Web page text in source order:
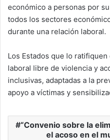
económico a personas por
todos los sectores
durante una relación laboral.
Los Estados que lo
laboral libre de violencia y
inclusivas, adaptadas a la
apoyo a víctimas y
“Convenio sobre la
el acoso en el